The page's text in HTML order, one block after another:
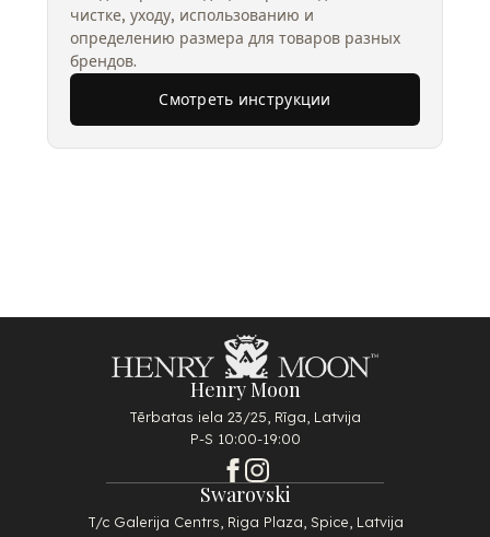
чистке, уходу, использованию и
определению размера для товаров разных
брендов.
Смотреть инструкции
Henry Moon
Tērbatas iela 23/25, Rīga, Latvija
P-S 10:00-19:00
Swarovski
T/c Galerija Centrs, Riga Plaza, Spice, Latvija